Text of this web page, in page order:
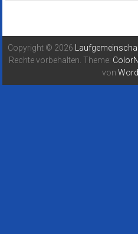
Copyright © 2026
Rechte vorbehalten. Theme:
von